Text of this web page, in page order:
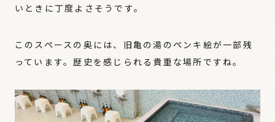
いときに丁度よさそうです。
このスペースの奥には、旧亀の湯のペンキ絵が一部残
っています。歴史を感じられる貴重な場所ですね。